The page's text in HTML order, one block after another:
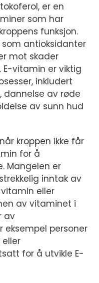
er en
som har
funksjon.
antioksidanter
mot skader
E-vitamin er viktig
inkludert
dannelse av røde
av sunn hud
kroppen ikke får
for å
Mangelen er
inntak av
eller
av vitaminet i
av
personer
for å utvikle E-